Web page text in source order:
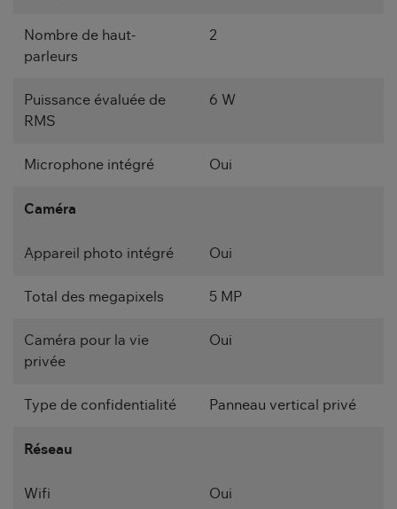
Nombre de haut-
parleurs
2
Puissance évaluée de
RMS
6 W
Microphone intégré Oui
Caméra
Appareil photo intégré Oui
Total des megapixels 5 MP
Caméra pour la vie
privée
Oui
Type de confidentialité Panneau vertical privé
Réseau
Wifi Oui